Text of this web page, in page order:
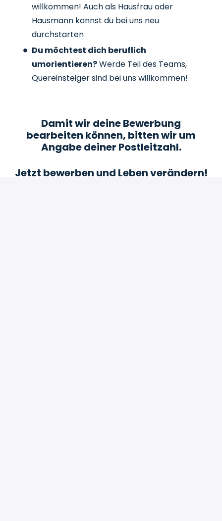
willkommen! Auch als Hausfrau oder
Hausmann kannst du bei uns neu
durchstarten
Du möchtest dich beruflich
umorientieren?Werde Teil des Teams,
Quereinsteiger sind bei uns willkommen!
Damit wir deine Bewerbung
bearbeiten können, bitten wir um
Angabe deiner Postleitzahl.
Jetzt bewerben und Leben verändern!